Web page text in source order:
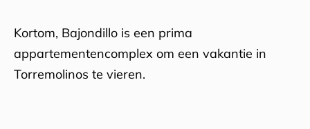
Kortom, Bajondillo is een prima
appartementencomplex om een vakantie in
Torremolinos te vieren.